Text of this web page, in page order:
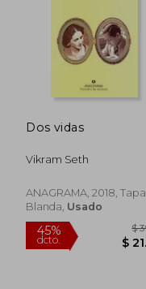
45%
Dos vidas
Vikram Seth
ANAGRAMA, 2018, Tapa
Blanda, Usado